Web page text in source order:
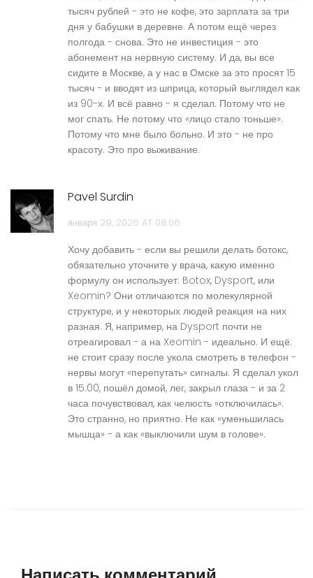
тысяч рублей - это не кофе, это зарплата за три
дня у бабушки в деревне. А потом ещё через
полгода - снова. Это не инвестиция - это
абонемент на нервную систему. И да, вы все
сидите в Москве, а у нас в Омске за это просят 15
тысяч - и вводят из шприца, который выглядел как
из 90-х. И всё равно - я сделал. Потому что не
мог спать. Не потому что «лицо стало тоньше».
Потому что мне было больно. И это - не про
красоту. Это про выживание.
Pavel Surdin
января 29, 2026 AT 08:06
Хочу добавить - если вы решили делать ботокс,
обязательно уточните у врача, какую именно
формулу он использует: Botox, Dysport, или
Xeomin? Они отличаются по молекулярной
структуре, и у некоторых людей реакция на них
разная. Я, например, на Dysport почти не
отреагировал - а на Xeomin - идеально. И ещё:
не стоит сразу после укола смотреть в телефон -
нервы могут «перепутать» сигналы. Я сделал укол
в 15:00, пошёл домой, лег, закрыл глаза - и за 2
часа почувствовал, как челюсть «отключилась».
Это странно, но приятно. Не как «уменьшилась
мышца» - а как «выключили шум в голове».